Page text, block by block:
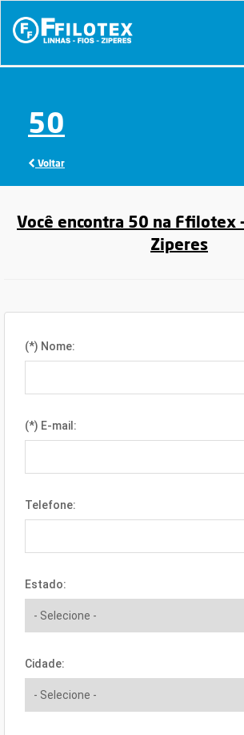
50
Voltar
Você encontra 50 na Ffilotex
Ziperes
(*) Nome:
(*) E-mail:
Telefone:
Estado:
Cidade: